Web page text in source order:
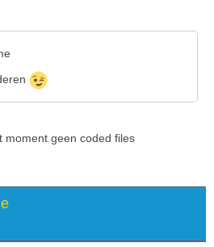
moment geen coded files